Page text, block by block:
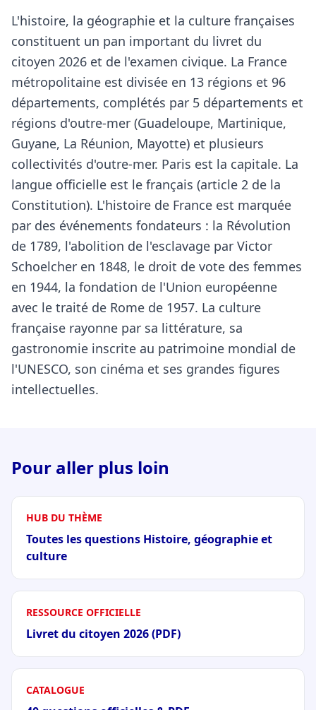
L'histoire, la géographie et la culture françaises
constituent un pan important du livret du
citoyen 2026 et de l'examen civique. La France
métropolitaine est divisée en 13 régions et 96
départements, complétés par 5 départements et
régions d'outre-mer (Guadeloupe, Martinique,
Guyane, La Réunion, Mayotte) et plusieurs
collectivités d'outre-mer. Paris est la capitale. La
langue officielle est le français (article 2 de la
Constitution). L'histoire de France est marquée
par des événements fondateurs : la Révolution
de 1789, l'abolition de l'esclavage par Victor
Schoelcher en 1848, le droit de vote des femmes
en 1944, la fondation de l'Union européenne
avec le traité de Rome de 1957. La culture
française rayonne par sa littérature, sa
gastronomie inscrite au patrimoine mondial de
l'UNESCO, son cinéma et ses grandes figures
intellectuelles.
Pour aller plus loin
HUB DU THÈME
Toutes les questions Histoire, géographie et
culture
RESSOURCE OFFICIELLE
Livret du citoyen 2026 (PDF)
CATALOGUE